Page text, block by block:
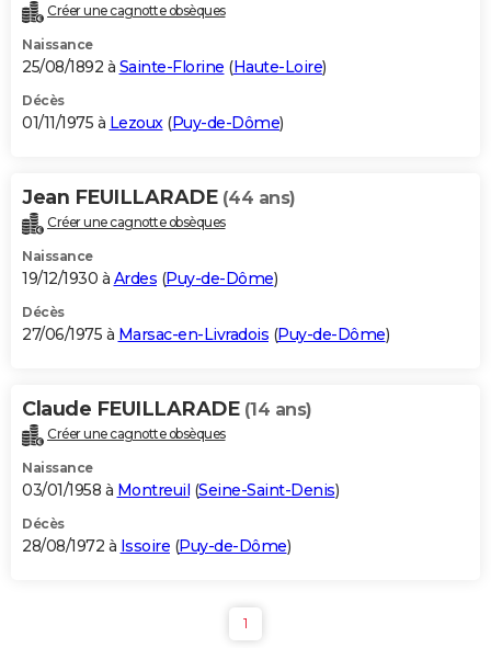
Créer une cagnotte obsèques
Naissance
25/08/1892 à Sainte-Florine (Haute-Loire)
Décès
01/11/1975 à Lezoux(Puy-de-Dôme)
Jean FEUILLARADE (44 ans)
Créer une cagnotte obsèques
Naissance
19/12/1930 à Ardes (Puy-de-Dôme)
Décès
27/06/1975 à Marsac-en-Livradois (Puy-de-Dôme)
Claude FEUILLARADE (14 ans)
Créer une cagnotte obsèques
Naissance
03/01/1958 à Montreuil (Seine-Saint-Denis)
Décès
28/08/1972 à Issoire (Puy-de-Dôme)
1